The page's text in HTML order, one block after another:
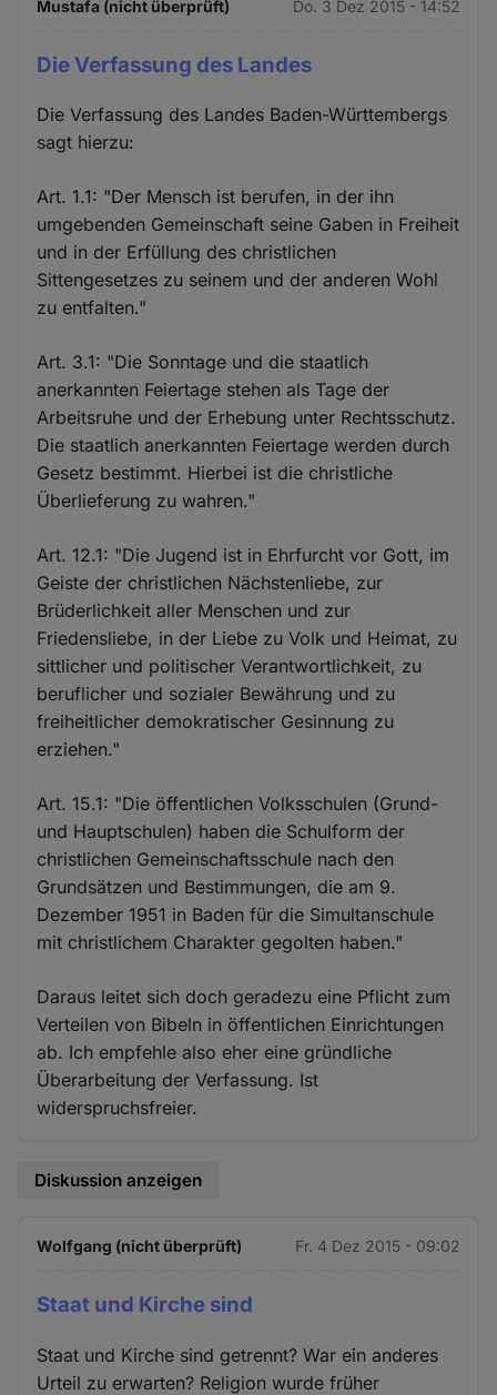
Mustafa (nicht überprüft) Do. 3 Dez 2015 - 14:52
Die Verfassung des Landes
Die Verfassung des Landes Baden-Württembergs
sagt hierzu:
Art. 1.1: "Der Mensch ist berufen, in der ihn
umgebenden Gemeinschaft seine Gaben in Freiheit
und in der Erfüllung des christlichen
Sittengesetzes zu seinem und der anderen Wohl
zu entfalten."
Art. 3.1: "Die Sonntage und die staatlich
anerkannten Feiertage stehen als Tage der
Arbeitsruhe und der Erhebung unter Rechtsschutz.
Die staatlich anerkannten Feiertage werden durch
Gesetz bestimmt. Hierbei ist die christliche
Überlieferung zu wahren."
Art. 12.1: "Die Jugend ist in Ehrfurcht vor Gott, im
Geiste der christlichen Nächstenliebe, zur
Brüderlichkeit aller Menschen und zur
Friedensliebe, in der Liebe zu Volk und Heimat, zu
sittlicher und politischer Verantwortlichkeit, zu
beruflicher und sozialer Bewährung und zu
freiheitlicher demokratischer Gesinnung zu
erziehen."
Art. 15.1: "Die öffentlichen Volksschulen (Grund-
und Hauptschulen) haben die Schulform der
christlichen Gemeinschaftsschule nach den
Grundsätzen und Bestimmungen, die am 9.
Dezember 1951 in Baden für die Simultanschule
mit christlichem Charakter gegolten haben."
Daraus leitet sich doch geradezu eine Pflicht zum
Verteilen von Bibeln in öffentlichen Einrichtungen
ab. Ich empfehle also eher eine gründliche
Überarbeitung der Verfassung. Ist
widerspruchsfreier.
Diskussion anzeigen
Wolfgang (nicht überprüft) Fr. 4 Dez 2015 - 09:02
Staat und Kirche sind
Staat und Kirche sind getrennt? War ein anderes
Urteil zu erwarten? Religion wurde früher